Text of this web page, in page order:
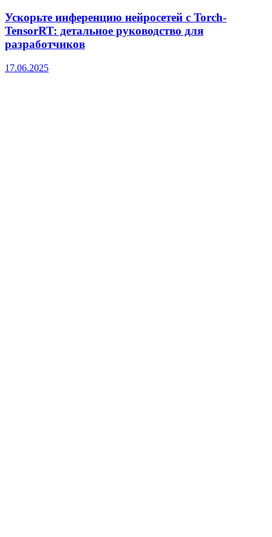
Ускорьте инференцию нейросетей с Torch-
TensorRT: детальное руководство для
разработчиков
17.06.2025